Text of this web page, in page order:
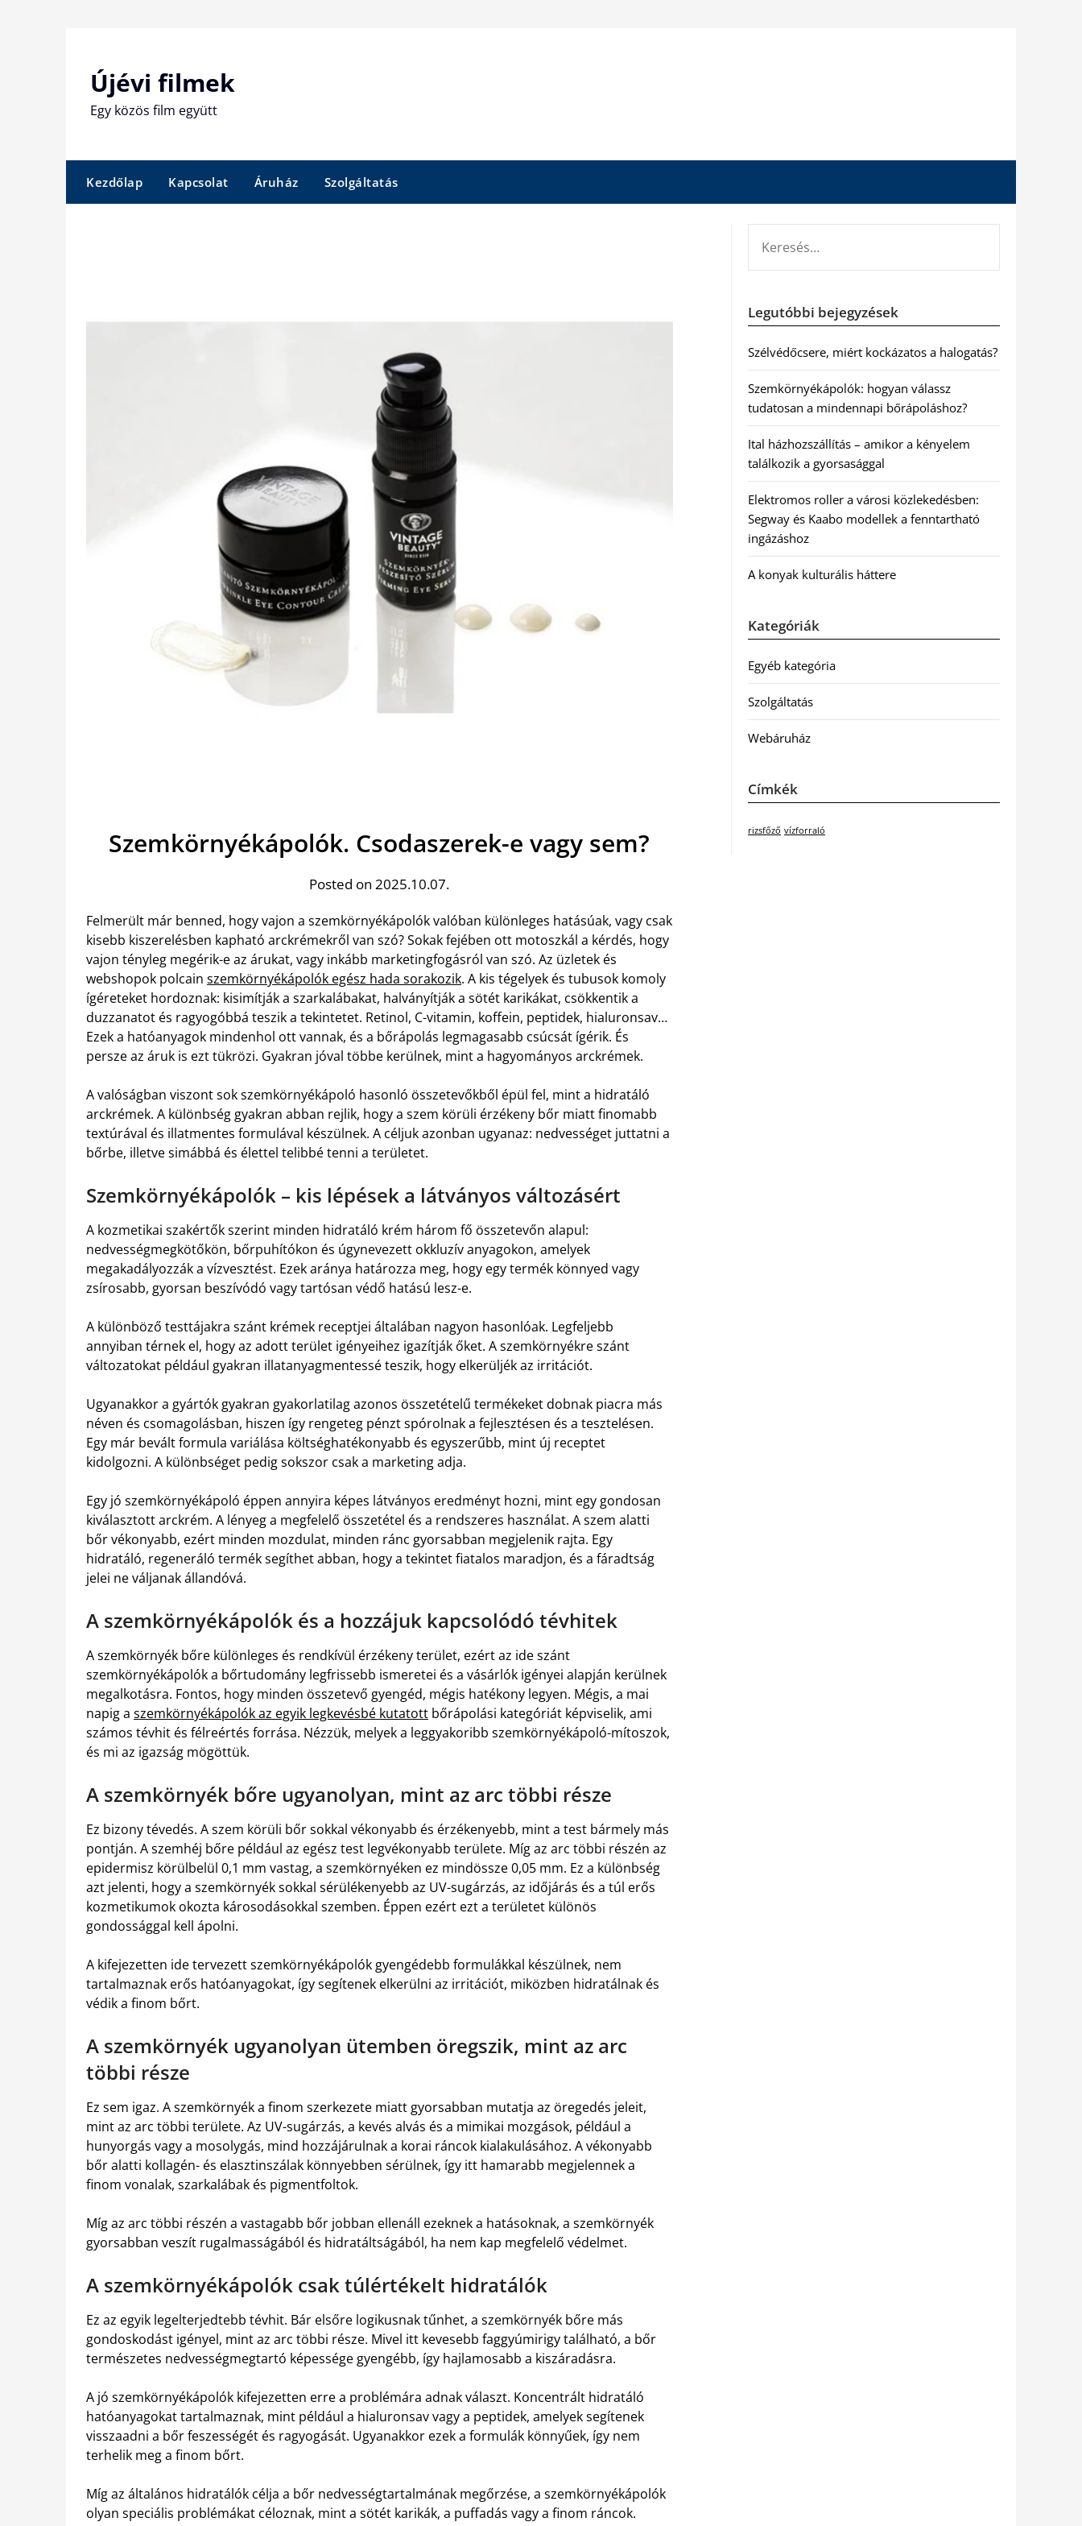
Újévi filmek
Egy közös film együtt
Kezdőlap Kapcsolat Áruház Szolgáltatás
Szemkörnyékápolók. Csodaszerek-e vagy sem?
Posted on 2025.10.07.
Felmerült már benned, hogy vajon a szemkörnyékápolók valóban különleges hatásúak, vagy csak
kisebb kiszerelésben kapható arckrémekről van szó? Sokak fejében ott motoszkál a kérdés, hogy
vajon tényleg megérik-e az árukat, vagy inkább marketingfogásról van szó. Az üzletek és
webshopok polcain szemkörnyékápolók egész hada sorakozik. A kis tégelyek és tubusok komoly
ígéreteket hordoznak: kisimítják a szarkalábakat, halványítják a sötét karikákat, csökkentik a
duzzanatot és ragyogóbbá teszik a tekintetet. Retinol, C-vitamin, koffein, peptidek, hialuronsav…
Ezek a hatóanyagok mindenhol ott vannak, és a bőrápolás legmagasabb csúcsát ígérik. És
persze az áruk is ezt tükrözi. Gyakran jóval többe kerülnek, mint a hagyományos arckrémek.
A valóságban viszont sok szemkörnyékápoló hasonló összetevőkből épül fel, mint a hidratáló
arckrémek. A különbség gyakran abban rejlik, hogy a szem körüli érzékeny bőr miatt finomabb
textúrával és illatmentes formulával készülnek. A céljuk azonban ugyanaz: nedvességet juttatni a
bőrbe, illetve simábbá és élettel telibbé tenni a területet.
Szemkörnyékápolók – kis lépések a látványos változásért
A kozmetikai szakértők szerint minden hidratáló krém három fő összetevőn alapul:
nedvességmegkötőkön, bőrpuhítókon és úgynevezett okkluzív anyagokon, amelyek
megakadályozzák a vízvesztést. Ezek aránya határozza meg, hogy egy termék könnyed vagy
zsírosabb, gyorsan beszívódó vagy tartósan védő hatású lesz-e.
A különböző testtájakra szánt krémek receptjei általában nagyon hasonlóak. Legfeljebb
annyiban térnek el, hogy az adott terület igényeihez igazítják őket. A szemkörnyékre szánt
változatokat például gyakran illatanyagmentessé teszik, hogy elkerüljék az irritációt.
Ugyanakkor a gyártók gyakran gyakorlatilag azonos összetételű termékeket dobnak piacra más
néven és csomagolásban, hiszen így rengeteg pénzt spórolnak a fejlesztésen és a tesztelésen.
Egy már bevált formula variálása költséghatékonyabb és egyszerűbb, mint új receptet
kidolgozni. A különbséget pedig sokszor csak a marketing adja.
Egy jó szemkörnyékápoló éppen annyira képes látványos eredményt hozni, mint egy gondosan
kiválasztott arckrém. A lényeg a megfelelő összetétel és a rendszeres használat. A szem alatti
bőr vékonyabb, ezért minden mozdulat, minden ránc gyorsabban megjelenik rajta. Egy
hidratáló, regeneráló termék segíthet abban, hogy a tekintet fiatalos maradjon, és a fáradtság
jelei ne váljanak állandóvá.
A szemkörnyékápolók és a hozzájuk kapcsolódó tévhitek
A szemkörnyék bőre különleges és rendkívül érzékeny terület, ezért az ide szánt
szemkörnyékápolók a bőrtudomány legfrissebb ismeretei és a vásárlók igényei alapján kerülnek
megalkotásra. Fontos, hogy minden összetevő gyengéd, mégis hatékony legyen. Mégis, a mai
napig a szemkörnyékápolók az egyik legkevésbé kutatott bőrápolási kategóriát képviselik, ami
számos tévhit és félreértés forrása. Nézzük, melyek a leggyakoribb szemkörnyékápoló-mítoszok,
és mi az igazság mögöttük.
A szemkörnyék bőre ugyanolyan, mint az arc többi része
Ez bizony tévedés. A szem körüli bőr sokkal vékonyabb és érzékenyebb, mint a test bármely más
pontján. A szemhéj bőre például az egész test legvékonyabb területe. Míg az arc többi részén az
epidermisz körülbelül 0,1 mm vastag, a szemkörnyéken ez mindössze 0,05 mm. Ez a különbség
azt jelenti, hogy a szemkörnyék sokkal sérülékenyebb az UV-sugárzás, az időjárás és a túl erős
kozmetikumok okozta károsodásokkal szemben. Éppen ezért ezt a területet különös
gondossággal kell ápolni.
A kifejezetten ide tervezett szemkörnyékápolók gyengédebb formulákkal készülnek, nem
tartalmaznak erős hatóanyagokat, így segítenek elkerülni az irritációt, miközben hidratálnak és
védik a finom bőrt.
A szemkörnyék ugyanolyan ütemben öregszik, mint az arc
többi része
Ez sem igaz. A szemkörnyék a finom szerkezete miatt gyorsabban mutatja az öregedés jeleit,
mint az arc többi területe. Az UV-sugárzás, a kevés alvás és a mimikai mozgások, például a
hunyorgás vagy a mosolygás, mind hozzájárulnak a korai ráncok kialakulásához. A vékonyabb
bőr alatti kollagén- és elasztinszálak könnyebben sérülnek, így itt hamarabb megjelennek a
finom vonalak, szarkalábak és pigmentfoltok.
Míg az arc többi részén a vastagabb bőr jobban ellenáll ezeknek a hatásoknak, a szemkörnyék
gyorsabban veszít rugalmasságából és hidratáltságából, ha nem kap megfelelő védelmet.
A szemkörnyékápolók csak túlértékelt hidratálók
Ez az egyik legelterjedtebb tévhit. Bár elsőre logikusnak tűnhet, a szemkörnyék bőre más
gondoskodást igényel, mint az arc többi része. Mivel itt kevesebb faggyúmirigy található, a bőr
természetes nedvességmegtartó képessége gyengébb, így hajlamosabb a kiszáradásra.
A jó szemkörnyékápolók kifejezetten erre a problémára adnak választ. Koncentrált hidratáló
hatóanyagokat tartalmaznak, mint például a hialuronsav vagy a peptidek, amelyek segítenek
visszaadni a bőr feszességét és ragyogását. Ugyanakkor ezek a formulák könnyűek, így nem
terhelik meg a finom bőrt.
Míg az általános hidratálók célja a bőr nedvességtartalmának megőrzése, a szemkörnyékápolók
olyan speciális problémákat céloznak, mint a sötét karikák, a puffadás vagy a finom ráncok.
Legutóbbi bejegyzések
Szélvédőcsere, miért kockázatos a halogatás?
Szemkörnyékápolók: hogyan válassz
tudatosan a mindennapi bőrápoláshoz?
Ital házhozszállítás – amikor a kényelem
találkozik a gyorsasággal
Elektromos roller a városi közlekedésben:
Segway és Kaabo modellek a fenntartható
ingázáshoz
A konyak kulturális háttere
Kategóriák
Egyéb kategória
Szolgáltatás
Webáruház
Címkék
rizsfőző vízforraló